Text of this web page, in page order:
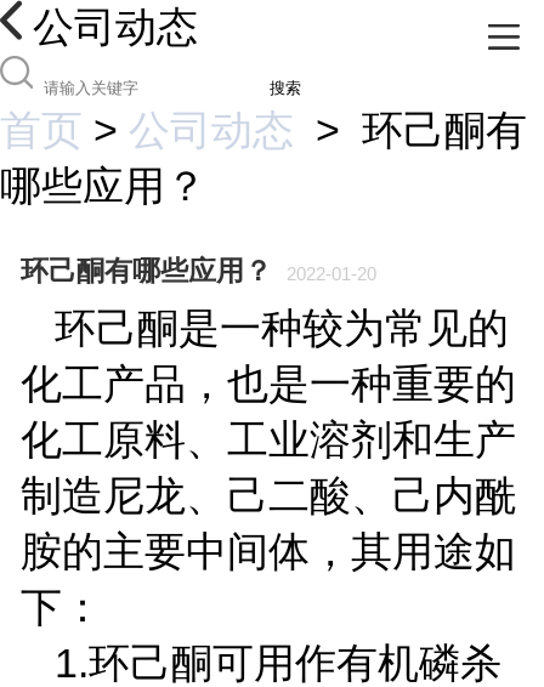
公司动态
搜索
首页 > 公司动态 > 环己酮有
哪些应用？
环己酮有哪些应用？ 2022-01-20
环己酮是一种较为常见的
化工产品，也是一种重要的
化工原料、工业溶剂和生产
制造尼龙、己二酸、己内酰
胺的主要中间体，其用途如
下：
1.环己酮可用作有机磷杀